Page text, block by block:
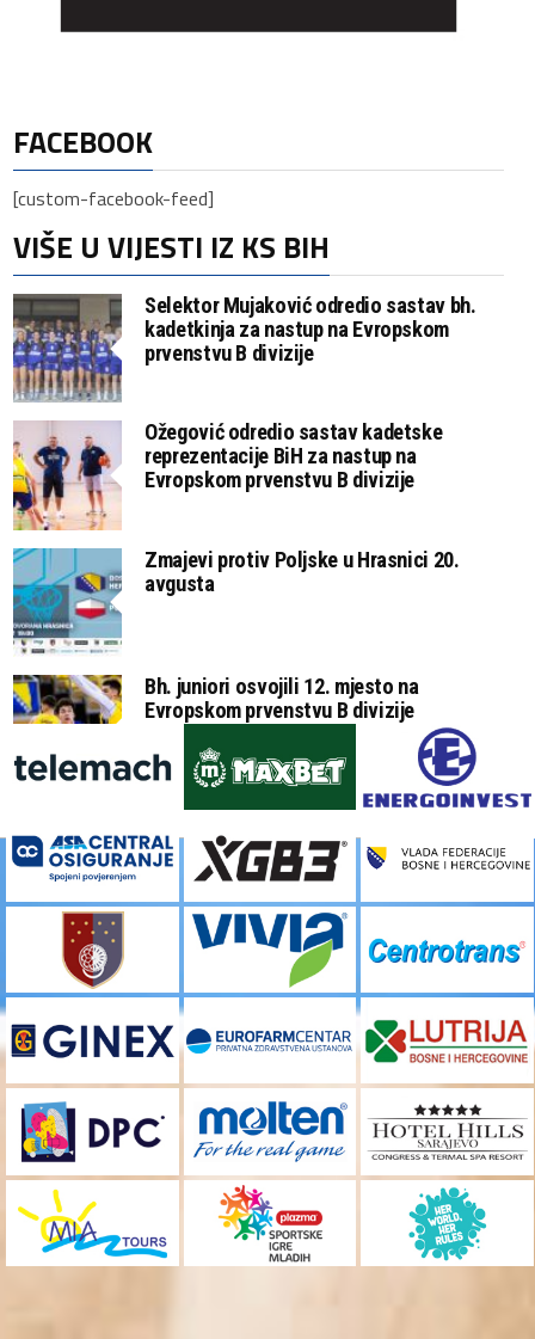
FACEBOOK
[custom-facebook-feed]
VIŠE U VIJESTI IZ KS BIH
Selektor Mujaković odredio sastav bh.
kadetkinja za nastup na Evropskom
prvenstvu B divizije
Ožegović odredio sastav kadetske
reprezentacije BiH za nastup na
Evropskom prvenstvu B divizije
Zmajevi protiv Poljske u Hrasnici 20.
avgusta
Bh. juniori osvojili 12. mjesto na
Evropskom prvenstvu B divizije